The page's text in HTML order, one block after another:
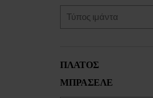
Versace
Victorinox(+67)
Xiaomi
Zeppelin
ΠΛΑΤΟΣ
ΜΠΡΑΣΕΛΕ